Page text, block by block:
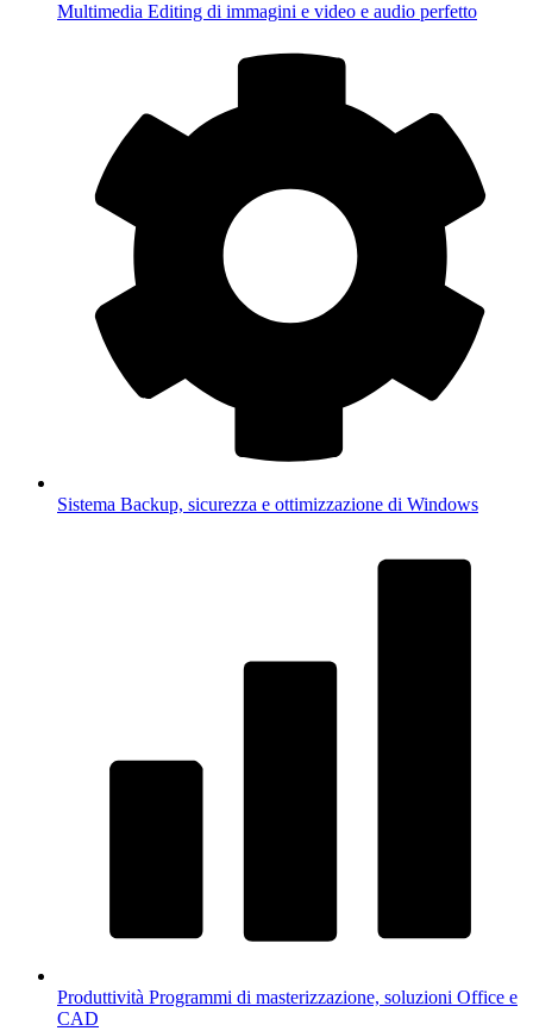
Multimedia Editing di immagini e video e audio perfetto
Sistema Backup, sicurezza e ottimizzazione di Windows
Produttività Programmi di masterizzazione, soluzioni Office e
CAD